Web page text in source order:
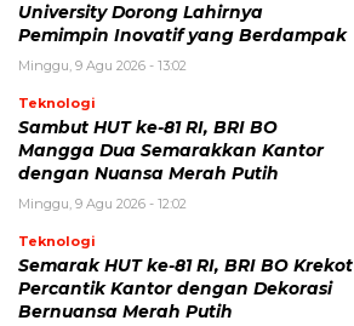
University Dorong Lahirnya
Pemimpin Inovatif yang Berdampak
Minggu, 9 Agu 2026 - 13:02
Teknologi
Sambut HUT ke-81 RI, BRI BO
Mangga Dua Semarakkan Kantor
dengan Nuansa Merah Putih
Minggu, 9 Agu 2026 - 12:02
Teknologi
Semarak HUT ke-81 RI, BRI BO Krekot
Percantik Kantor dengan Dekorasi
Bernuansa Merah Putih